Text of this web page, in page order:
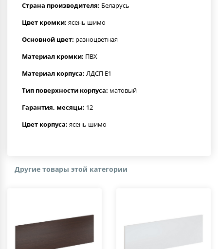
Страна производителя: Беларусь
Цвет кромки: ясень шимо
Основной цвет: разноцветная
Материал кромки: ПВХ
Материал корпуса: ЛДСП Е1
Тип поверхности корпуса: матовый
Гарантия, месяцы: 12
Цвет корпуса: ясень шимо
Другие товары этой категории